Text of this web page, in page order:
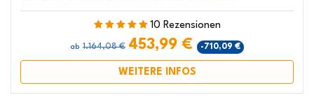
10 Rezensionen
ab 1.164,08 € 453,99 € -710,09 €
WEITERE INFOS